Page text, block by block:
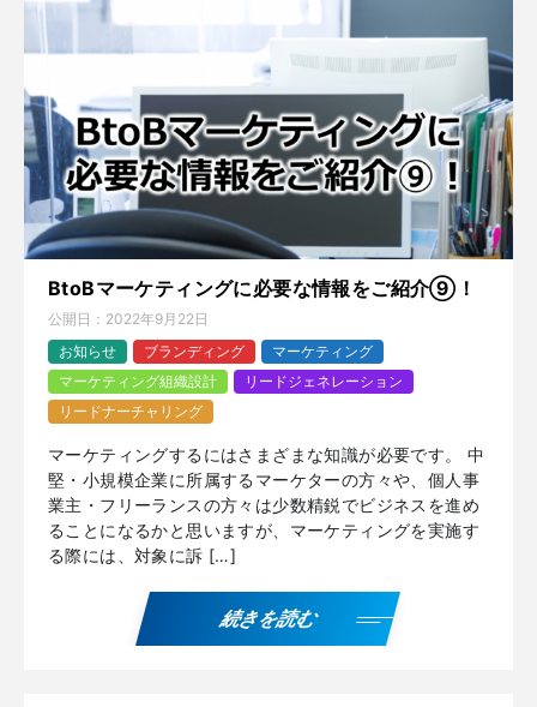
BtoBマーケティングに必要な情報をご紹介⑨！
公開日： 2022年9月22日
お知らせ
ブランディング
マーケティング
マーケティング組織設計
リードジェネレーション
リードナーチャリング
マーケティングするにはさまざまな知識が必要です。 中
堅・小規模企業に所属するマーケターの方々や、個人事
業主・フリーランスの方々は少数精鋭でビジネスを進め
ることになるかと思いますが、マーケティングを実施す
る際には、対象に訴 […]
続きを読む